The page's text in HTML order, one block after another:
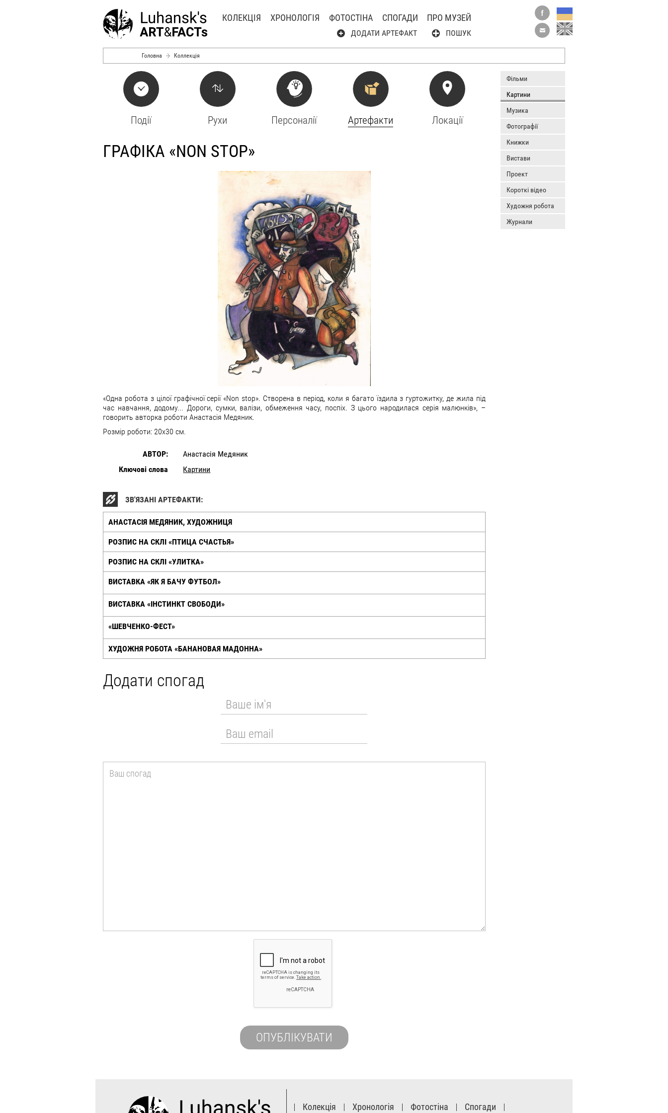
КОЛЕКЦІЯ ХРОНОЛОГІЯ ФОТОСТІНА СПОГАДИ ПРО МУЗЕЙ
ДОДАТИ АРТЕФАКТ ПОШУК
Головна Коллекція
Події Рухи Персоналії Артефакти Локації
Фільми
Картини
Музика
Фотографії
Книжки
Вистави
Проект
Короткі відео
Художня робота
Журнали
ГРАФІКА «NON STOP»
«Одна робота з цілої графічної серії «Non stop». Створена в період, коли я багато їздила з гуртожитку, де жила під
час навчання, додому... Дороги, сумки, валізи, обмеження часу, поспіх. З цього народилася серія малюнків», –
говорить авторка роботи Анастасія Медяник.
Розмір роботи: 20х30 см.
АВТОР:
Анастасія Медяник
Ключові слова
Картини
ЗВ'ЯЗАНІ АРТЕФАКТИ:
АНАСТАСІЯ МЕДЯНИК, ХУДОЖНИЦЯ
РОЗПИС НА СКЛІ «ПТИЦА СЧАСТЬЯ»
РОЗПИС НА СКЛІ «УЛИТКА»
ВИСТАВКА «ЯК Я БАЧУ ФУТБОЛ»
ВИСТАВКА «ІНСТИНКТ СВОБОДИ»
«ШЕВЧЕНКО-ФЕСТ»
ХУДОЖНЯ РОБОТА «БАНАНОВАЯ МАДОННА»
Додати спогад
Колекція Хронологія Фотостіна Спогади